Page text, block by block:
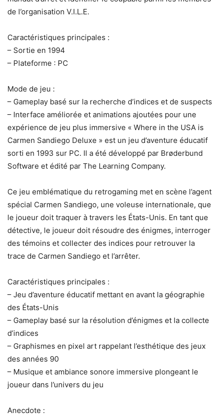
de l’organisation V.I.L.E.
Caractéristiques principales :
– Sortie en 1994
– Plateforme : PC
Mode de jeu :
– Gameplay basé sur la recherche d’indices et de suspects
– Interface améliorée et animations ajoutées pour une
expérience de jeu plus immersive « Where in the USA is
Carmen Sandiego Deluxe » est un jeu d’aventure éducatif
sorti en 1993 sur PC. Il a été développé par Brøderbund
Software et édité par The Learning Company.
Ce jeu emblématique du retrogaming met en scène l’agent
spécial Carmen Sandiego, une voleuse internationale, que
le joueur doit traquer à travers les États-Unis. En tant que
détective, le joueur doit résoudre des énigmes, interroger
des témoins et collecter des indices pour retrouver la
trace de Carmen Sandiego et l’arrêter.
Caractéristiques principales :
– Jeu d’aventure éducatif mettant en avant la géographie
des États-Unis
– Gameplay basé sur la résolution d’énigmes et la collecte
d’indices
– Graphismes en pixel art rappelant l’esthétique des jeux
des années 90
– Musique et ambiance sonore immersive plongeant le
joueur dans l’univers du jeu
Anecdote :